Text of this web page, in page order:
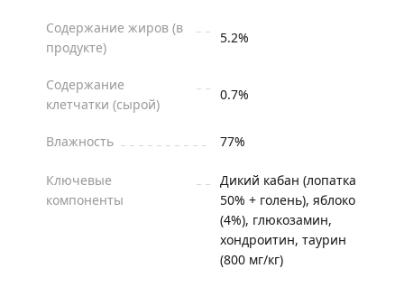
Содержание жиров (в
продукте)
5.2%
Содержание
клетчатки (сырой)
0.7%
Влажность 77%
Ключевые
компоненты
Дикий кабан (лопатка
50% + голень), яблоко
(4%), глюкозамин,
хондроитин, таурин
(800 мг/кг)